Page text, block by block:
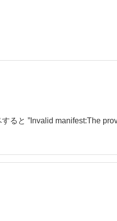
ると ”Invalid manifest:The